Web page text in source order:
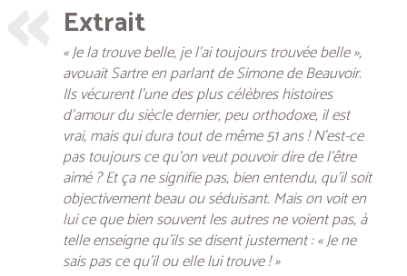
Extrait
« Je la trouve belle, je l’ai toujours trouvée belle »,
avouait Sartre en parlant de Simone de Beauvoir.
Ils vécurent l’une des plus célèbres histoires
d’amour du siècle dernier, peu orthodoxe, il est
vrai, mais qui dura tout de même 51 ans ! N’est-ce
pas toujours ce qu’on veut pouvoir dire de l’être
aimé ? Et ça ne signifie pas, bien entendu, qu’il soit
objectivement beau ou séduisant. Mais on voit en
lui ce que bien souvent les autres ne voient pas, à
telle enseigne qu’ils se disent justement : « Je ne
sais pas ce qu’il ou elle lui trouve ! »